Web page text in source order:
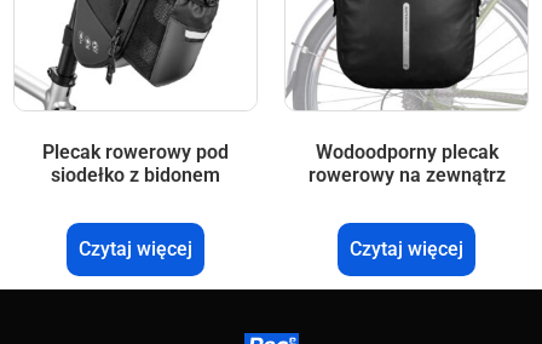
Plecak rowerowy pod
siodełko z bidonem
Czytaj więcej
Wodoodporny plecak
rowerowy na zewnątrz
Czytaj więcej